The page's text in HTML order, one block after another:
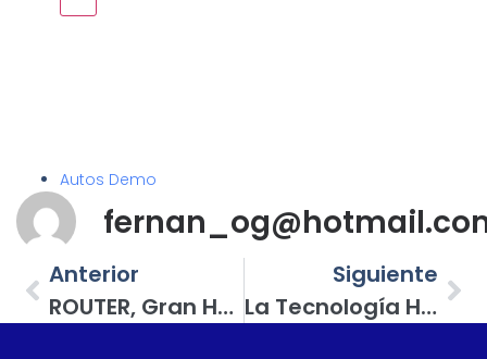
Autos Demo
Anterior
ROUTER, Gran Herramienta Para Lograr Piezas De Integración Automotriz
Siguiente
La Tecnología HD Radio Se Expande A Más De 200 Canales Digitales En México